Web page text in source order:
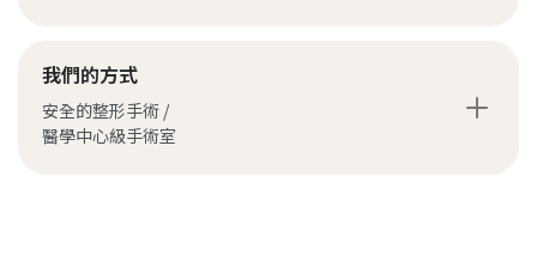
我們的方式
安全的整形手術 /
醫學中心級手術室